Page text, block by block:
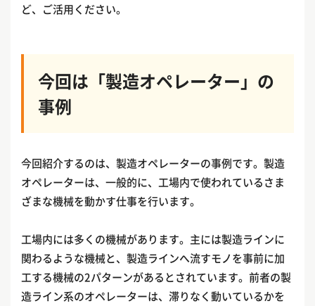
ど、ご活用ください。
今回は「製造オペレーター」の
事例
今回紹介するのは、製造オペレーターの事例です。製造
オペレーターは、一般的に、工場内で使われているさま
ざまな機械を動かす仕事を行います。
工場内には多くの機械があります。主には製造ラインに
関わるような機械と、製造ラインへ流すモノを事前に加
工する機械の2パターンがあるとされています。前者の製
造ライン系のオペレーターは、滞りなく動いているかを